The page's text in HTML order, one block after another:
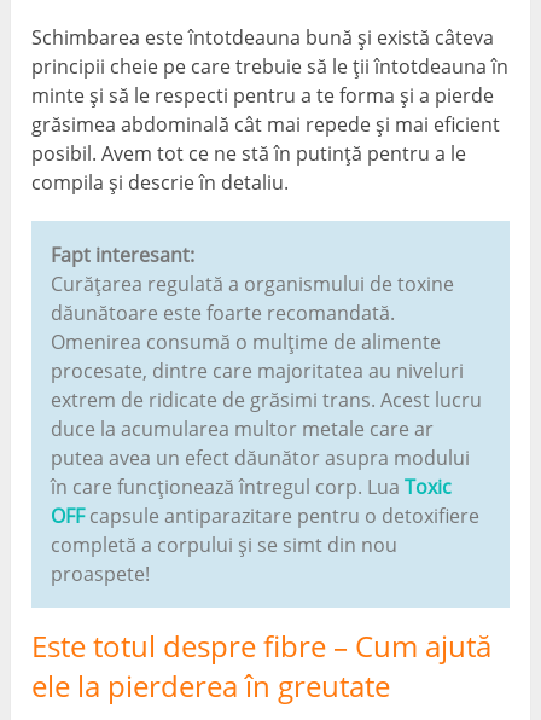
Schimbarea este întotdeauna bună și există câteva
principii cheie pe care trebuie să le ții întotdeauna în
minte și să le respecti pentru a te forma și a pierde
grăsimea abdominală cât mai repede și mai eficient
posibil. Avem tot ce ne stă în putință pentru a le
compila și descrie în detaliu.
Fapt interesant:
Curățarea regulată a organismului de toxine
dăunătoare este foarte recomandată.
Omenirea consumă o mulțime de alimente
procesate, dintre care majoritatea au niveluri
extrem de ridicate de grăsimi trans. Acest lucru
duce la acumularea multor metale care ar
putea avea un efect dăunător asupra modului
în care funcționează întregul corp. LuaToxic
OFF capsule antiparazitare pentru o detoxifiere
completă a corpului și se simt din nou
proaspete!
Este totul despre fibre – Cum ajută
ele la pierderea în greutate